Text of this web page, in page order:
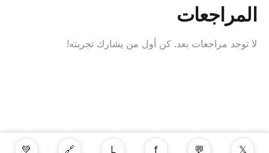
المراجعات
لا توجد مراجعات بعد. كن أول من يشارك تجربته!
𝕏
💬
f
L
🔗
💚